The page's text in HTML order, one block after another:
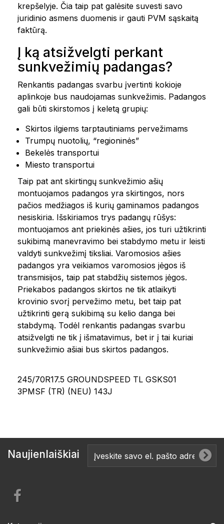
krepšelyje. Čia taip pat galėsite suvesti savo
juridinio asmens duomenis ir gauti PVM sąskaitą
faktūrą.
Į ką atsižvelgti perkant
sunkvežimių padangas?
Renkantis padangas svarbu įvertinti kokioje
aplinkoje bus naudojamas sunkvežimis. Padangos
gali būti skirstomos į keletą grupių:
Skirtos ilgiems tarptautiniams pervežimams
Trumpų nuotolių, “regioninės”
Bekelės transportui
Miesto transportui
Taip pat ant skirtingų sunkvežimio ašių
montuojamos padangos yra skirtingos, nors
pačios medžiagos iš kurių gaminamos padangos
nesiskiria. Išskiriamos trys padangų rūšys:
montuojamos ant priekinės ašies, jos turi užtikrinti
sukibimą manevravimo bei stabdymo metu ir leisti
valdyti sunkvežimį tiksliai. Varomosios ašies
padangos yra veikiamos varomosios jėgos iš
transmisijos, taip pat stabdžių sistemos jėgos.
Priekabos padangos skirtos ne tik atlaikyti
krovinio svorį pervežimo metu, bet taip pat
užtikrinti gerą sukibimą su kelio danga bei
stabdymą. Todėl renkantis padangas svarbu
atsižvelgti ne tik į išmatavimus, bet ir į tai kuriai
sunkvežimio ašiai bus skirtos padangos.
245/70R17.5 GROUNDSPEED TL GSKS01
3PMSF (TR) (NEU) 143J
Naujienlaiškiai